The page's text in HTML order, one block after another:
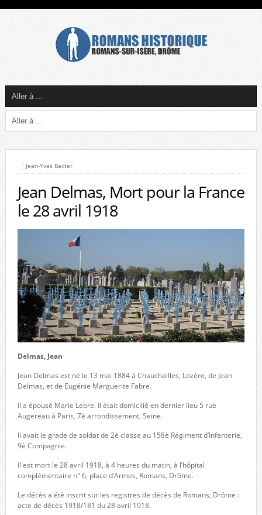
Jean-Yves Baxter
Jean Delmas, Mort pour la France
le 28 avril 1918
Delmas, Jean
Jean Delmas est né le 13 mai 1884 à Chauchailles, Lozère, de Jean
Delmas, et de Eugénie Marguerite Fabre.
Il a épousé Marie Lebre. Il était domicilié en dernier lieu 5 rue
Augereau à Paris, 7è arrondissement, Seine.
Il avait le grade de soldat de 2è classe au 158è Régiment d’Infanterie,
9è Compagnie.
Il est mort le 28 avril 1918, à 4 heures du matin, à l’hôpital
complémentaire n° 6, place d’Armes, Romans, Drôme.
Le décès a été inscrit sur les registres de décès de Romans, Drôme :
acte de décès 1918/181 du 28 avril 1918.